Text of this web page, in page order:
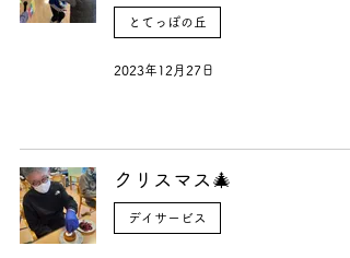
とてっぽの丘
2023年12月27日
クリスマス🎄
デイサービス